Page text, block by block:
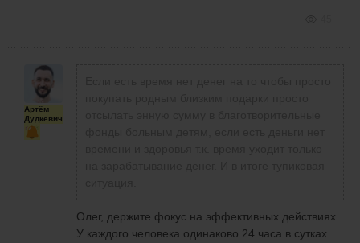
Артём
Дудкевич
Олег, держите фокус на эффективных действиях.
У каждого человека одинаково 24 часа в сутках.